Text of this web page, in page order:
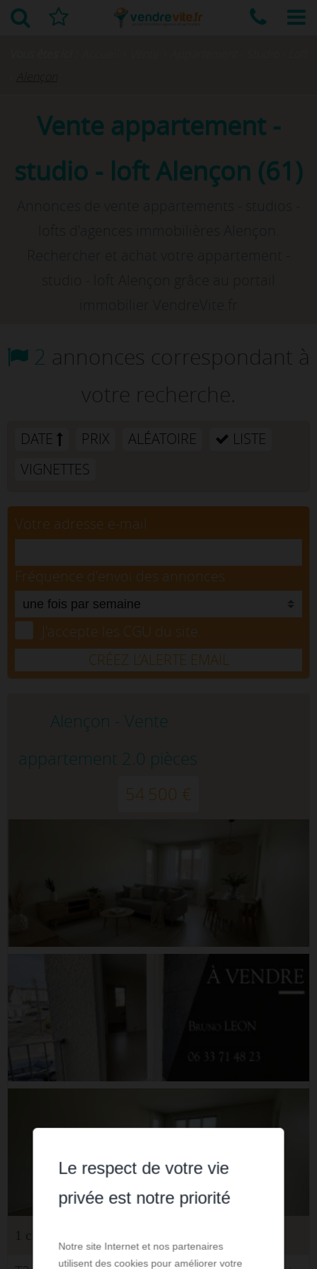
Vente appartement -
studio - loft Alençon (61)
2 annonces correspondant à
votre recherche.
DATE PRIX ALÉATOIRE
LISTE
VIGNETTES
Votre adresse e-mail
Fréquence d'envoi des annonces
J'accepte les CGU du site.
CRÉEZ L’ALERTE EMAIL
Alençon - Vente
appartement 2.0 pièces
54 500 €
Le respect de votre vie
privée est notre priorité
Notre site Internet et nos partenaires
utilisent des cookies pour améliorer votre